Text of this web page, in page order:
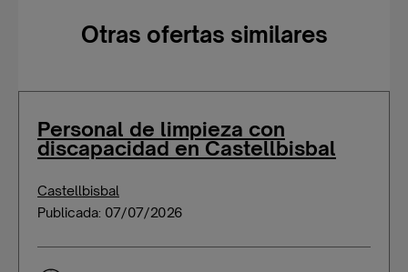
Otras ofertas similares
Personal de limpieza con
discapacidad en Castellbisbal
Castellbisbal
Publicada: 07/07/2026